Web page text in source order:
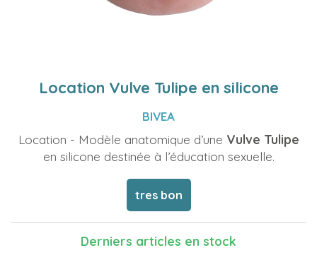
Location Vulve Tulipe en silicone
BIVEA
Location - Modèle anatomique d’une Vulve Tulipe
en silicone destinée à l’éducation sexuelle.
tres bon
Derniers articles en stock